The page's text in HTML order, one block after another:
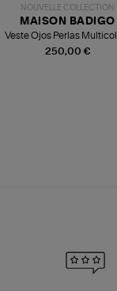
NOUVELLE COLLECTION
250,00 €
MAISON BADIGO
Veste Ojos Perlas